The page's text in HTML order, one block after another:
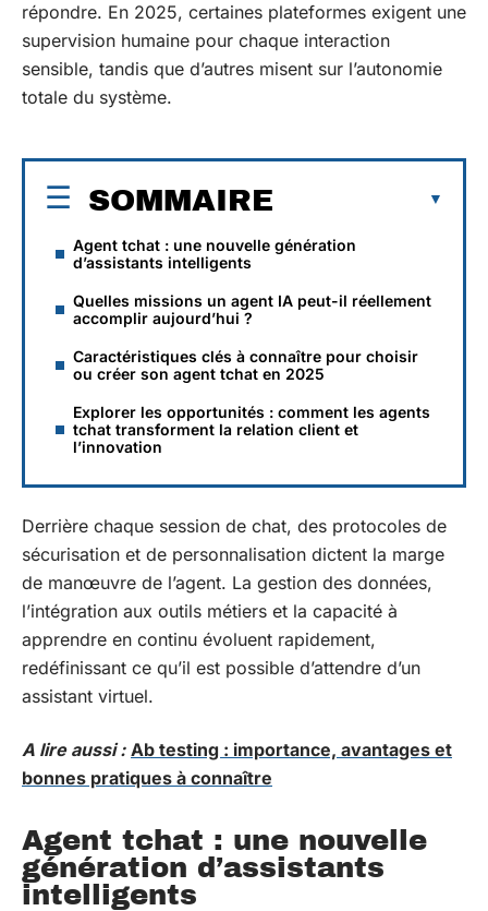
répondre. En 2025, certaines plateformes exigent une
supervision humaine pour chaque interaction
sensible, tandis que d’autres misent sur l’autonomie
totale du système.
SOMMAIRE
Agent tchat : une nouvelle génération
d’assistants intelligents
Quelles missions un agent IA peut-il réellement
accomplir aujourd’hui ?
Caractéristiques clés à connaître pour choisir
ou créer son agent tchat en 2025
Explorer les opportunités : comment les agents
tchat transforment la relation client et
l’innovation
Derrière chaque session de chat, des protocoles de
sécurisation et de personnalisation dictent la marge
de manœuvre de l’agent. La gestion des données,
l’intégration aux outils métiers et la capacité à
apprendre en continu évoluent rapidement,
redéfinissant ce qu’il est possible d’attendre d’un
assistant virtuel.
A lire aussi : Ab testing : importance, avantages et
bonnes pratiques à connaître
Agent tchat : une nouvelle
génération d’assistants
intelligents